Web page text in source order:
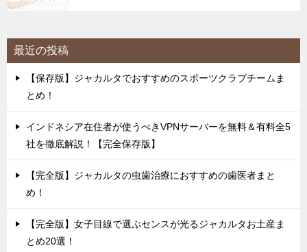
最近の投稿
【保存版】ジャカルタでおすすめのスポーツクラブチームま
とめ！
インドネシア在住者が使うべきVPNサーバーを無料＆有料全5
社を徹底解説！【完全保存版】
【完全版】ジャカルタの虫歯治療におすすめの歯医者まと
め！
【完全版】女子目線で選ぶセンスが光るジャカルタお土産ま
とめ20選！